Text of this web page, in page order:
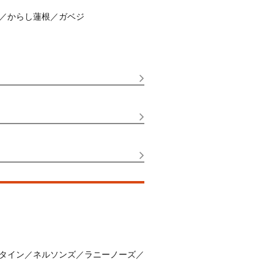
からし蓮根／ガベジ
イン／ネルソンズ／ラニーノーズ／